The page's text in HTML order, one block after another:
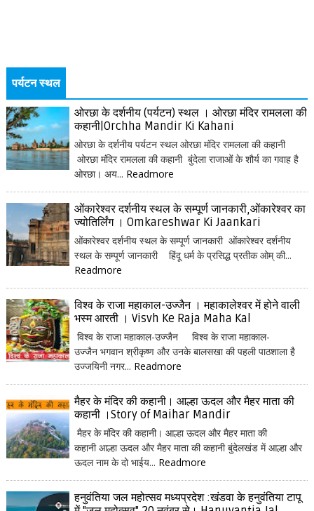
पर्यटन स्थल
ओरछा के दर्शनीय (पर्यटन) स्थल । ओरछा मंदिर रामलला की
कहानी|Orchha Mandir Ki Kahani
ओरछा के दर्शनीय पर्यटन स्थल ओरछा मंदिर रामलला की कहानी
ओरछा मंदिर रामलला की कहानी बुंदेला राजाओं के शौर्य का गवाह है
ओरछा। अय... Readmore
ओंकारेश्वर दर्शनीय स्थल के सम्पूर्ण जानकारी,ओंकारेश्वर का
ज्योतिर्लिंग । Omkareshwar Ki Jaankari
ओंकारेश्वर दर्शनीय स्थल के सम्पूर्ण जानकारी ओंकारेश्वर दर्शनीय
स्थल के सम्पूर्ण जानकारी हिंदू धर्म के प्रसिद्ध प्रतीक ओम् की...
Readmore
विश्व के राजा महाकाल-उज्जैन । महाकालेश्वर में होने वाली
भस्म आरती । Visvh Ke Raja Maha Kal
विश्व के राजा महाकाल-उज्जैन विश्व के राजा महाकाल-
उज्जैन भगवान श्रीकृष्ण और उनके बालसखा की पहली पाठशाला है
उज्जयिनी नगर... Readmore
मैहर के मंदिर की कहानी। आल्हा ऊदल और मैहर माता की
कहानी ।Story of Maihar Mandir
मैहर के मंदिर की कहानी। आल्हा ऊदल और मैहर माता की
कहानी आल्हा ऊदल और मैहर माता की कहानी बुंदेलखंड में आल्हा और
ऊदल नाम के दो भाईय... Readmore
हनुवंतिया जल महोत्सव मध्यप्रदेश :खंडवा के हनुवंतिया टापू